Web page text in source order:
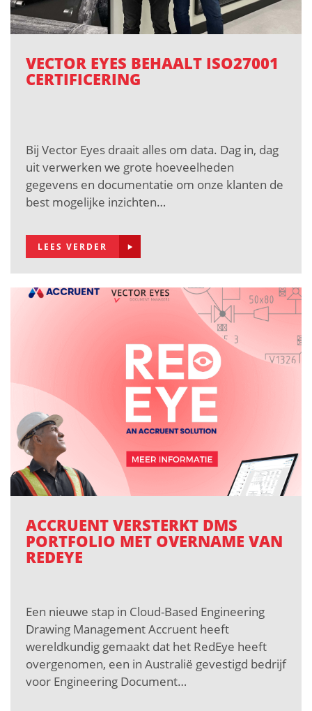
VECTOR EYES BEHAALT ISO27001
CERTIFICERING
Bij Vector Eyes draait alles om data. Dag in, dag
uit verwerken we grote hoeveelheden
gegevens en documentatie om onze klanten de
best mogelijke inzichten…
LEES VERDER
ACCRUENT VERSTERKT DMS
PORTFOLIO MET OVERNAME VAN
REDEYE
Een nieuwe stap in Cloud-Based Engineering
Drawing Management Accruent heeft
wereldkundig gemaakt dat het RedEye heeft
overgenomen, een in Australië gevestigd bedrijf
voor Engineering Document…